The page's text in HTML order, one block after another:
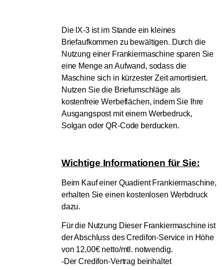
Die IX-3 ist im Stande ein kleines
Briefaufkommen zu bewältigen. Durch die
Nutzung einer Frankiermaschine sparen Sie
eine Menge an Aufwand, sodass die
Maschine sich in kürzester Zeit amortisiert.
Nutzen Sie die Briefumschläge als
kostenfreie Werbeflächen, indem Sie Ihre
Ausgangspost mit einem Werbedruck,
Solgan oder QR-Code berducken.
Wichtige Informationen für Sie:
Beim Kauf einer Quadient Frankiermaschine,
erhalten Sie einen kostenlosen Werbdruck
dazu.
Für die Nutzung Dieser Frankiermaschine ist
der Abschluss des Credifon-Service in Höhe
von 12,00€ netto/mtl. notwendig.
-Der Credifon-Vertrag beinhaltet